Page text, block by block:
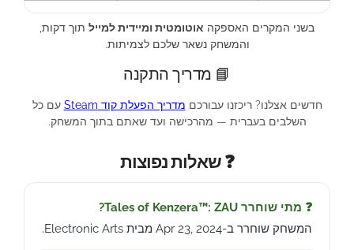
בשני המקרים האספקה אוטומטית ומיידית למייל תוך דקות,
והמשחק נשאר שלכם לצמיתות.
📘 מדריך התקנה
חדשים אצלנו? ריכזנו עבורכם מדריך הפעלת קוד Steam
עם כל
השלבים בעברית — מהרכישה ועד שאתם בתוך המשחק.
❓ שאלות נפוצות
❓ מתי שוחרר Tales of Kenzera™: ZAU?
המשחק שוחרר ב-Apr 23, 2024 מבית Electronic Arts.